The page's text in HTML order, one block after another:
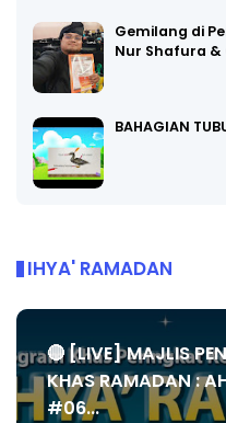
Gemilang di
Nur Shafura &
BAHAGIAN
IHYA' RAMADAN
🔴 [LIVE] MAJLIS
KHAS RAMADAN :
#06...